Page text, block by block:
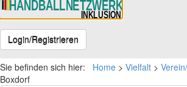
Login/Registrieren
SUCHE
Bernd Hartmann - Tel:
+49174-79 13 272
admin@handballnetzwerk.de
Sie befinden sich hier: Home > Vielfalt >
Boxdorf